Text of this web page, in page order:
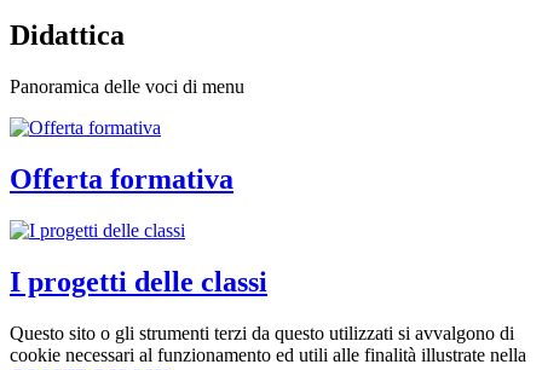
Didattica
Panoramica delle voci di menu
Offerta formativa
I progetti delle classi
Questo sito o gli strumenti terzi da questo utilizzati si avvalgono di
cookie necessari al funzionamento ed utili alle finalità illustrate nella